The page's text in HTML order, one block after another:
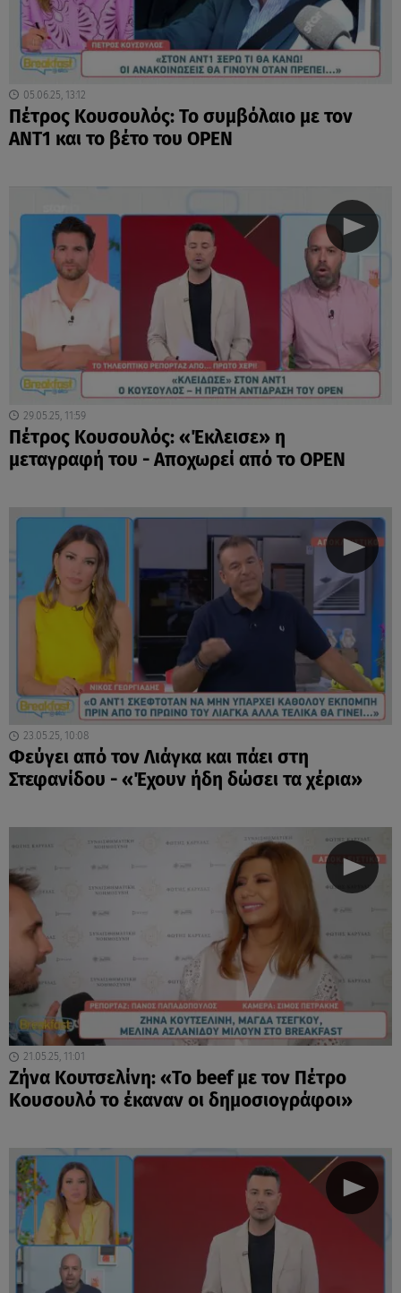
05.06.25, 13:12
Πέτρος Κουσουλός: Το συμβόλαιο με τον
ΑΝΤ1 και το βέτο του OPEN
29.05.25, 11:59
Πέτρος Κουσουλός: «Έκλεισε» η
μεταγραφή του - Αποχωρεί από το OPEN
23.05.25, 10:08
Φεύγει από τον Λιάγκα και πάει στη
Στεφανίδου - «Έχουν ήδη δώσει τα χέρια»
21.05.25, 11:01
Ζήνα Κουτσελίνη: «Το beef με τον Πέτρο
Κουσουλό το έκαναν οι δημοσιογράφοι»